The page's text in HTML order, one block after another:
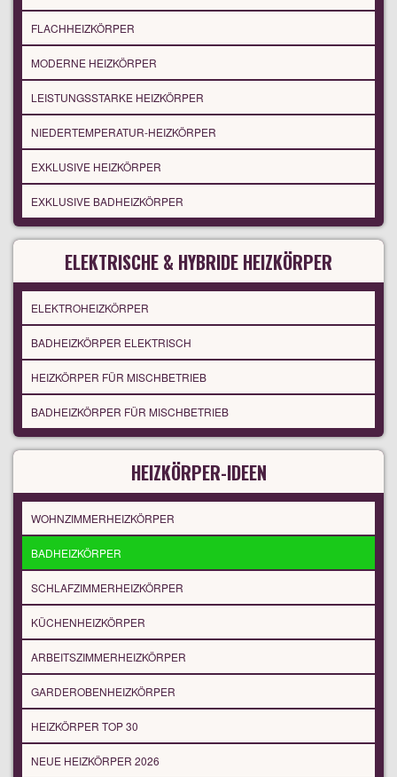
FLACHHEIZKÖRPER
MODERNE HEIZKÖRPER
LEISTUNGSSTARKE HEIZKÖRPER
NIEDERTEMPERATUR-HEIZKÖRPER
EXKLUSIVE HEIZKÖRPER
EXKLUSIVE BADHEIZKÖRPER
ELEKTRISCHE & HYBRIDE HEIZKÖRPER
ELEKTROHEIZKÖRPER
BADHEIZKÖRPER ELEKTRISCH
HEIZKÖRPER FÜR MISCHBETRIEB
BADHEIZKÖRPER FÜR MISCHBETRIEB
HEIZKÖRPER-IDEEN
WOHNZIMMERHEIZKÖRPER
BADHEIZKÖRPER
SCHLAFZIMMERHEIZKÖRPER
KÜCHENHEIZKÖRPER
ARBEITSZIMMERHEIZKÖRPER
GARDEROBENHEIZKÖRPER
HEIZKÖRPER TOP 30
NEUE HEIZKÖRPER 2026